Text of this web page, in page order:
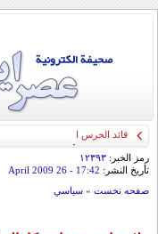
قائد الحرس الثوري: إيران
الحمراء
رمز الخبر: ۱۲۳۹۳
تأريخ النشر: 17:42
- 26 April 2009
صفحه نخست » سياسي